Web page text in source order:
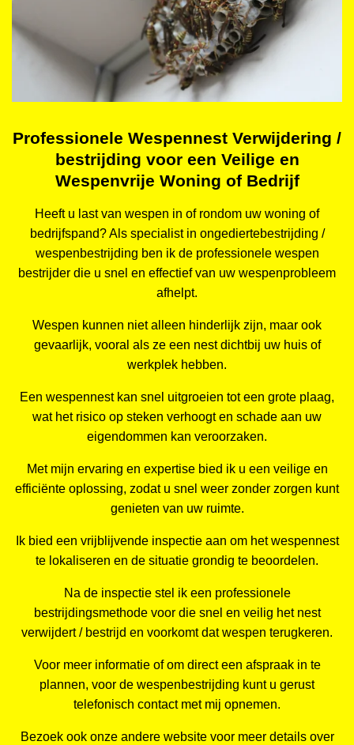
Professionele Wespennest Verwijdering /
bestrijding voor een Veilige en
Wespenvrije Woning of Bedrijf
Heeft u last van wespen in of rondom uw woning of
bedrijfspand? Als specialist in ongediertebestrijding /
wespenbestrijding ben ik de professionele wespen
bestrijder die u snel en effectief van uw wespenprobleem
afhelpt.
Wespen kunnen niet alleen hinderlijk zijn, maar ook
gevaarlijk, vooral als ze een nest dichtbij uw huis of
werkplek hebben.
Een wespennest kan snel uitgroeien tot een grote plaag,
wat het risico op steken verhoogt en schade aan uw
eigendommen kan veroorzaken.
Met mijn ervaring en expertise bied ik u een veilige en
efficiënte oplossing, zodat u snel weer zonder zorgen kunt
genieten van uw ruimte.
Ik bied een vrijblijvende inspectie aan om het wespennest
te lokaliseren en de situatie grondig te beoordelen.
Na de inspectie stel ik een professionele
bestrijdingsmethode voor die snel en veilig het nest
verwijdert / bestrijd en voorkomt dat wespen terugkeren.
Voor meer informatie of om direct een afspraak in te
plannen, voor de wespenbestrijding kunt u gerust
telefonisch contact met mij opnemen.
Bezoek ook onze andere website voor meer details over